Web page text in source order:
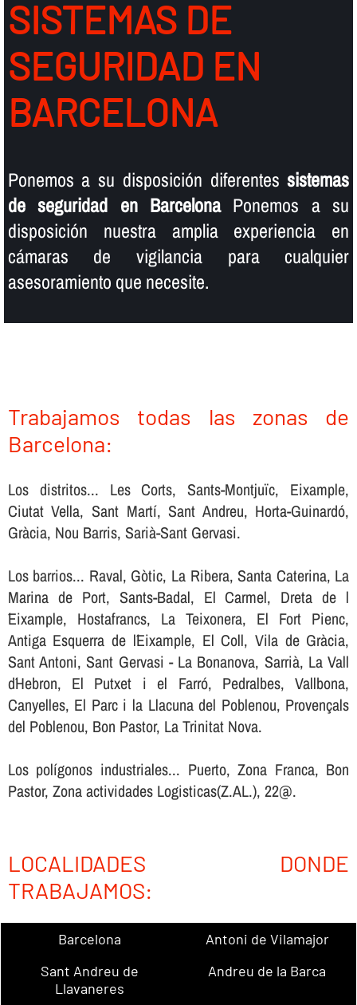
SISTEMAS DE
SEGURIDAD EN
BARCELONA
Ponemos a su disposición diferentessistemas
de seguridad en BarcelonaPonemos a su
disposición nuestra amplia experiencia en
cámaras de vigilancia para cualquier
asesoramiento que necesite.
Trabajamos todas las zonas de
Barcelona:
Los distritos... Les Corts, Sants-Montjuïc, Eixample,
Ciutat Vella, Sant Martí, Sant Andreu, Horta-Guinardó,
Gràcia, Nou Barris, Sarià-Sant Gervasi.
Los barrios... Raval, Gòtic, La Ribera, Santa Caterina, La
Marina de Port, Sants-Badal, El Carmel, Dreta de l
´Eixample, Hostafrancs, La Teixonera, El Fort Pienc,
Antiga Esquerra de l´Eixample, El Coll, Vila de Gràcia,
Sant Antoni, Sant Gervasi - La Bonanova, Sarrià, La Vall
d´Hebron, El Putxet i el Farró, Pedralbes, Vallbona,
Canyelles, El Parc i la Llacuna del Poblenou, Provençals
del Poblenou, Bon Pastor, La Trinitat Nova.
Los polígonos industriales... Puerto, Zona Franca, Bon
Pastor, Zona actividades Logisticas(Z.AL.), 22@.
LOCALIDADES DONDE
TRABAJAMOS:
Barcelona
Antoni de Vilamajor
Sant Andreu de
Llavaneres
Andreu de la Barca